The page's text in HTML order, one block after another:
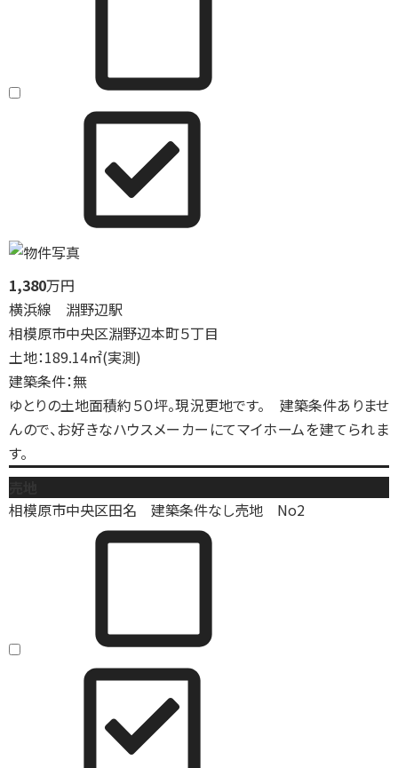
1,380万円
横浜線 淵野辺駅
相模原市中央区淵野辺本町５丁目
土地：189.14㎡(実測)
建築条件：無
ゆとりの土地面積約５０坪。現況更地です。 建築条件ありませ
んので、お好きなハウスメーカーにてマイホームを建てられま
す。
相模原市中央区田名 建築条件なし売地 No2